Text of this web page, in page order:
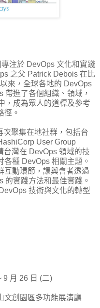
注於 DevOps 文化和實踐
之父 Patrick Debois 在比
來，全球各地的 DevOps
帶進了各個組織、領域，
，成為眾人的道標及參考
徑。
次聚集在地社群，包括台
User Group
台灣在 DevOps 領域的技
種 DevOps 相關主題。
互動環節，讓與會者透過
的實踐方法和最佳實踐。
技術與文化的轉型
9 月 26 日 (二)
創園區多功能展演廳